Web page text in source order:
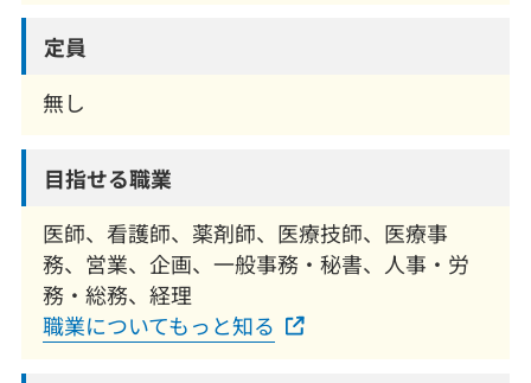
定員
無し
目指せる職業
医師、看護師、薬剤師、医療技師、医療事
務、営業、企画、一般事務・秘書、人事・労
務・総務、経理
職業についてもっと知る